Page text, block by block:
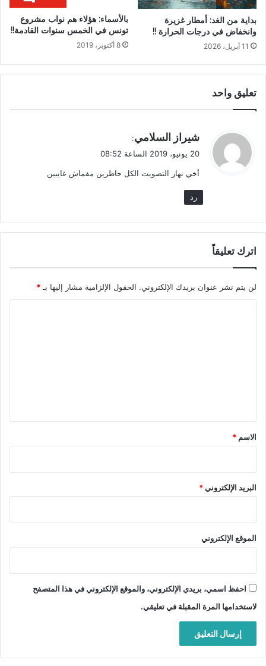
بداية من الغد: أمطار غزيرة
وانخفاض في درجات الحرارة !!
11 أبريل، 2026
بالأسماء: هؤلاء هم نواب مشروع
تونس في الخمس سنوات القادمة!!
8 أكتوبر، 2019
تعليق واحد
ي
ل
شيراز السلامي:
20 يونيو، 2019 الساعة 08:52
أخي نهار التصويت الكل حاظرين مفماش غايبين
رد
اترك تعليقاً
لن يتم نشر عنوان بريدك الإلكتروني. الحقول الإلزامية مشار إليها بـ *
*
الاسم *
البريد الإلكتروني*
الموقع الإلكتروني
احفظ اسمي، بريدي الإلكتروني، والموقع الإلكتروني في هذا المتصفح
لاستخدامها المرة المقبلة في تعليقي.